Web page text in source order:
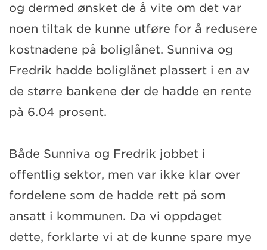
og dermed ønsket de å vite om det var
noen tiltak de kunne utføre for å redusere
kostnadene på boliglånet. Sunniva og
Fredrik hadde boliglånet plassert i en av
de større bankene der de hadde en rente
på 6.04 prosent.
Både Sunniva og Fredrik jobbet i
offentlig sektor, men var ikke klar over
fordelene som de hadde rett på som
ansatt i kommunen. Da vi oppdaget
dette, forklarte vi at de kunne spare mye